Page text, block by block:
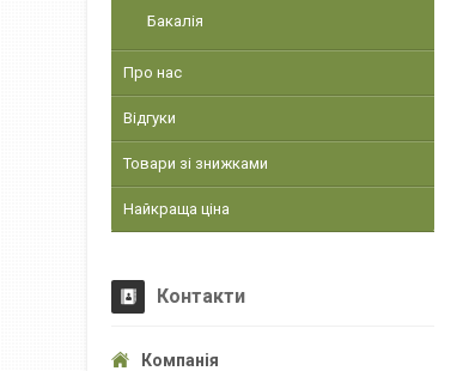
Бакалія
Про нас
Відгуки
Товари зі знижками
Найкраща ціна
Контакти